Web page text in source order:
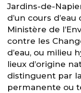
Jardins-de-
d’un cours
Ministère de
contre les
d’eau, ou milieu
lieux d’origine
distinguent par
permanente ou